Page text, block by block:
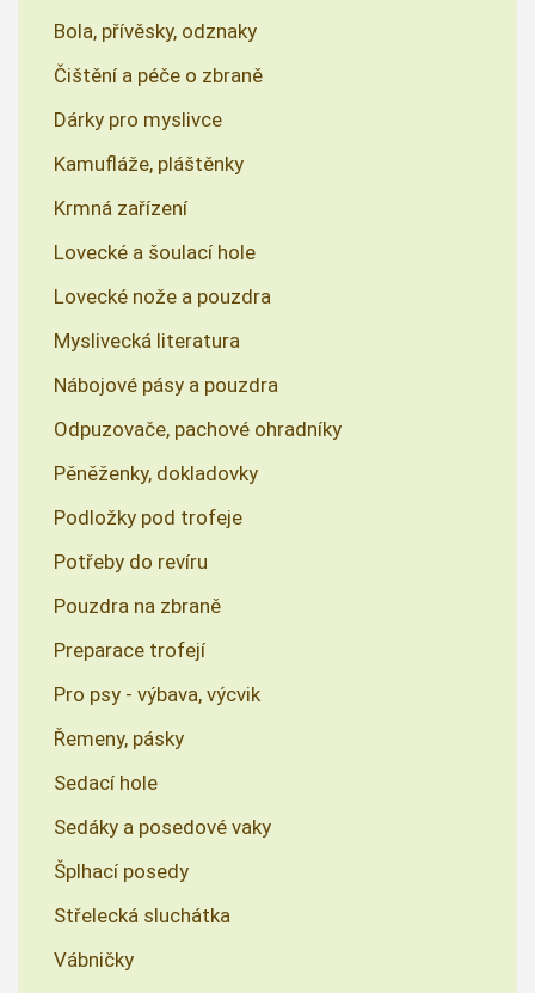
Bola, přívěsky, odznaky
Čištění a péče o zbraně
Dárky pro myslivce
Kamufláže, pláštěnky
Krmná zařízení
Lovecké a šoulací hole
Lovecké nože a pouzdra
Myslivecká literatura
Nábojové pásy a pouzdra
Odpuzovače, pachové ohradníky
Pěněženky, dokladovky
Podložky pod trofeje
Potřeby do revíru
Pouzdra na zbraně
Preparace trofejí
Pro psy - výbava, výcvik
Řemeny, pásky
Sedací hole
Sedáky a posedové vaky
Šplhací posedy
Střelecká sluchátka
Vábničky